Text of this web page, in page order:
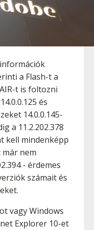
a Flash-t a
t is foltozni
és
14.0.0.145-
a 11.2.202.378
kell mindenképp
már nem
- érdemes
számait és
vagy Windows
Explorer 10-et